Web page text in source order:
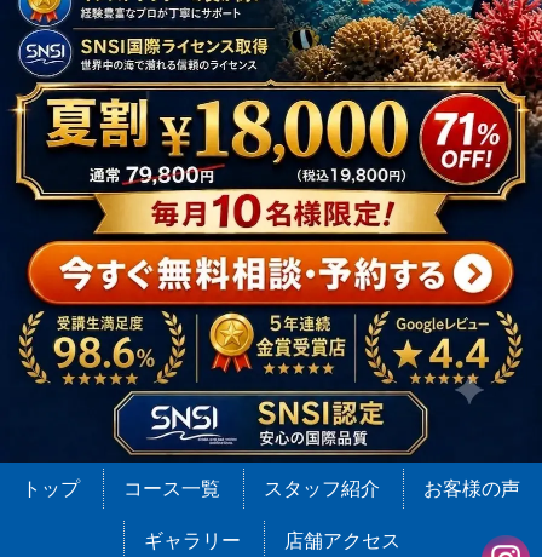
トップ コース一覧 スタッフ紹介 お客様の声
ギャラリー 店舗アクセス